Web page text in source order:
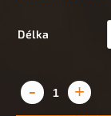
Délka